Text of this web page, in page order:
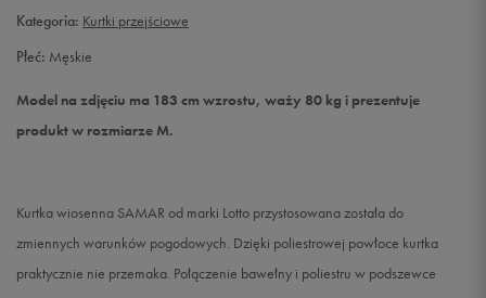
Kategoria: Kurtki przejściowe
Płeć: Męskie
Model na zdjęciu ma 183 cm wzrostu, waży 80 kg i prezentuje
produkt w rozmiarze M.
Kurtka wiosenna SAMAR od marki Lotto przystosowana została do
zmiennych warunków pogodowych. Dzięki poliestrowej powłoce kurtka
praktycznie nie przemaka. Połączenie bawełny i poliestru w podszewce